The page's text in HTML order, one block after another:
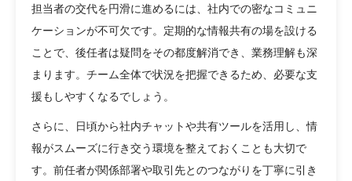
担当者の交代を円滑に進めるには、社内での密なコミュニ
ケーションが不可欠です。定期的な情報共有の場を設ける
ことで、後任者は疑問をその都度解消でき、業務理解も深
まります。チーム全体で状況を把握できるため、必要な支
援もしやすくなるでしょう。
さらに、日頃から社内チャットや共有ツールを活用し、情
報がスムーズに行き交う環境を整えておくことも大切で
す。前任者が関係部署や取引先とのつながりを丁寧に引き